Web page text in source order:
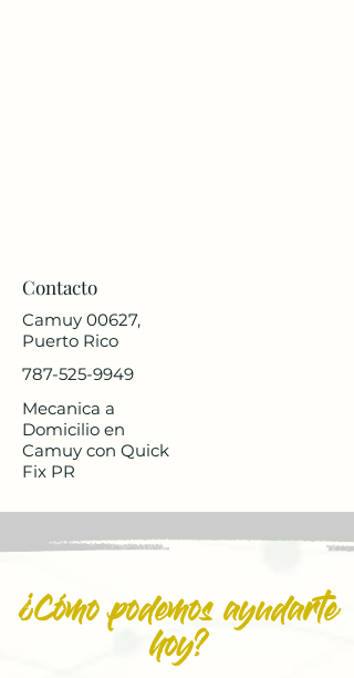
Contacto
Camuy 00627,
Puerto Rico
787-525-9949
Mecanica a
Domicilio en
Camuy con Quick
Fix PR
¿Cómo podemos ayudarte
hoy?